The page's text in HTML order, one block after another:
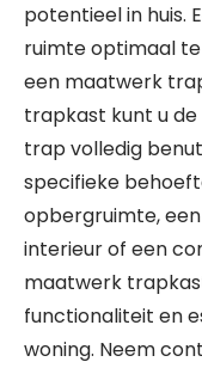
potentieel in huis.
ruimte optimaal
een maatwerk
trapkast kunt u
trap volledig
specifieke
opbergruimte,
interieur of een
maatwerk
functionaliteit en
woning. Neem